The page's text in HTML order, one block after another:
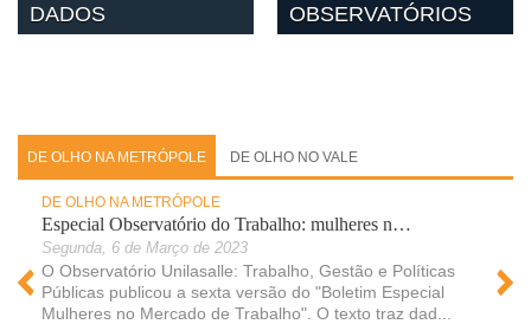
DADOS
OBSERVATÓRIOS
DE OLHO NA METRÓPOLE DE OLHO NO VALE
DE OLHO NA METRÓPOLE
Especial Observatório do Trabalho: mulheres n…
Segunda, 6 de Março de 2023
O Observatório Unilasalle: Trabalho, Gestão e Políticas
Públicas publicou a sexta versão do "Boletim Especial
Mulheres no Mercado de Trabalho". O texto traz dad...